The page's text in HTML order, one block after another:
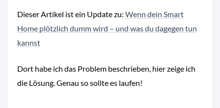
Dieser Artikel ist ein Update zu: Wenn dein Smart
Home plötzlich dumm wird – und was du dagegen tun
kannst
Dort habe ich das Problem beschrieben, hier zeige ich
die Lösung. Genau so sollte es laufen!